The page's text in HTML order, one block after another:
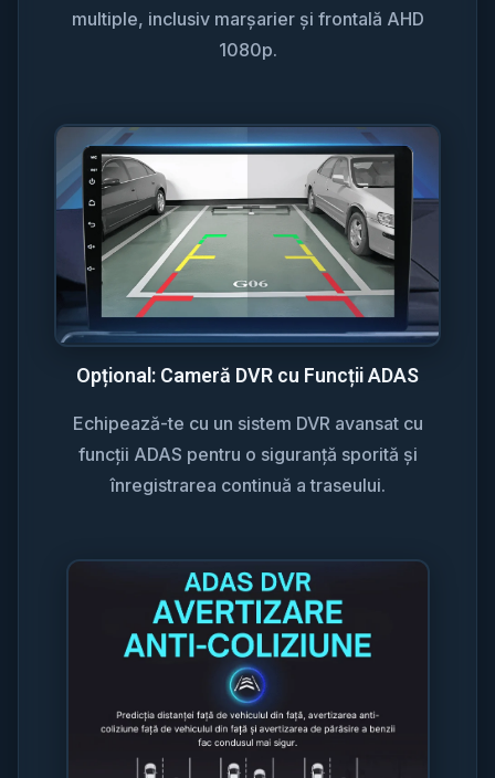
multiple, inclusiv marșarier și frontală AHD
1080p.
Opțional: Cameră DVR cu Funcții ADAS
Echipează-te cu un sistem DVR avansat cu
funcții ADAS pentru o siguranță sporită și
înregistrarea continuă a traseului.